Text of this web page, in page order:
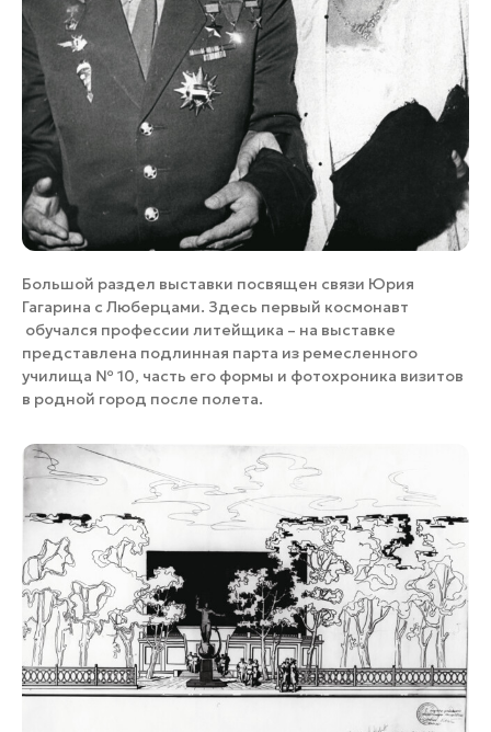
Большой раздел выставки посвящен связи Юрия
Гагарина с Люберцами. Здесь первый космонавт
обучался профессии литейщика – на выставке
представлена подлинная парта из ремесленного
училища № 10, часть его формы и фотохроника визитов
в родной город после полета.